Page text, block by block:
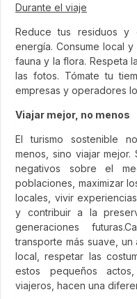
Durante el viaje
Reduce tus residuos y
energía. Consume local
fauna y la flora. Respeta
las fotos. Tómate tu
empresas y operadores
Viajar mejor, no menos
El turismo sostenible
menos, sino viajar mejor.
negativos sobre el
poblaciones, maximizar
locales, vivir
y contribuir a la
generaciones
transporte más suave,
local, respetar las
estos pequeños
viajeros, hacen una